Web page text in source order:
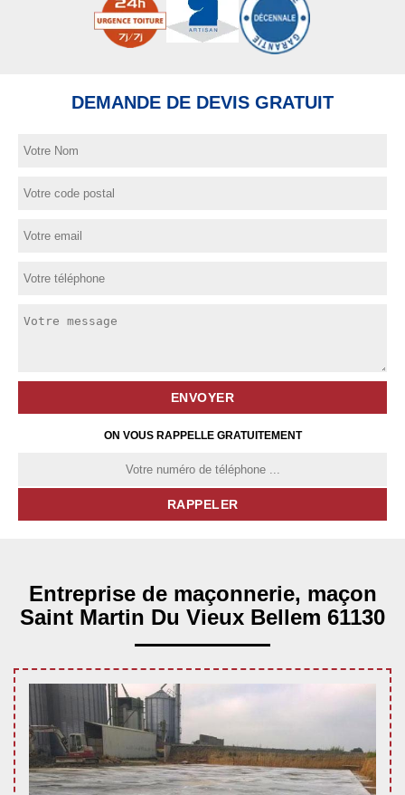
DEMANDE DE DEVIS GRATUIT
ON VOUS RAPPELLE GRATUITEMENT
Entreprise de maçonnerie, maçon
Saint Martin Du Vieux Bellem 61130